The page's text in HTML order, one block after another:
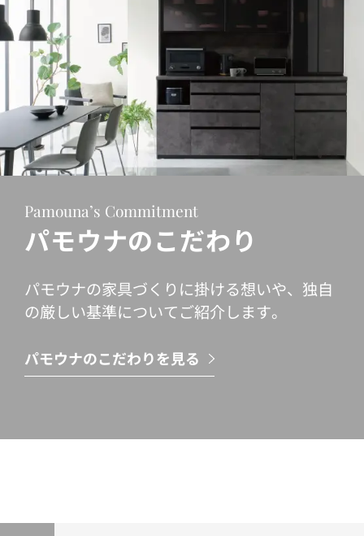
Pamouna’s Commitment
パモウナのこだわり
パモウナの家具づくりに掛ける想いや、独自
の厳しい基準についてご紹介します。
パモウナのこだわりを見る